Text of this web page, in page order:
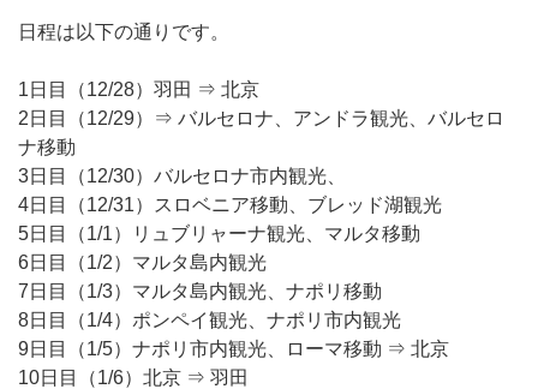
日程は以下の通りです。
1日目（12/28）羽田 ⇒ 北京
2日目（12/29）⇒ バルセロナ、アンドラ観光、バルセロ
ナ移動
3日目（12/30）バルセロナ市内観光、
4日目（12/31）スロベニア移動、ブレッド湖観光
5日目（1/1）リュブリャーナ観光、マルタ移動
6日目（1/2）マルタ島内観光
7日目（1/3）マルタ島内観光、ナポリ移動
8日目（1/4）ポンペイ観光、ナポリ市内観光
9日目（1/5）ナポリ市内観光、ローマ移動 ⇒ 北京
10日目（1/6）北京 ⇒ 羽田